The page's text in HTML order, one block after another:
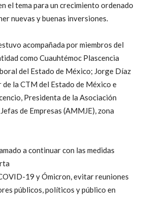
el tema para un crecimiento ordenado
nuevas y buenas inversiones.
acompañada por miembros del
como Cuauhtémoc Plascencia
del Estado de México; Jorge Díaz
la CTM del Estado de México e
Presidenta de la Asociación
de Empresas (AMMJE), zona
a continuar con las medidas
19 y Ómicron, evitar reuniones
públicos, políticos y público en